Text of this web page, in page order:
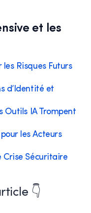
et les
Risques Futurs
d’Identité et
Outils IA Trompent
les Acteurs
Crise Sécuritaire
👇